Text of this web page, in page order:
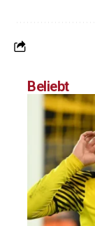
Beliebt